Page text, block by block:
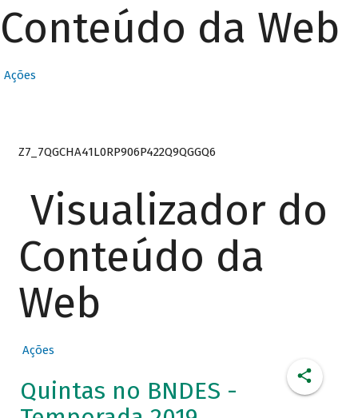
Conteúdo da Web
Ações
Z7_7QGCHA41L0RP906P422Q9QGGQ6
Visualizador do
Conteúdo da
Web
Ações
Quintas no BNDES -